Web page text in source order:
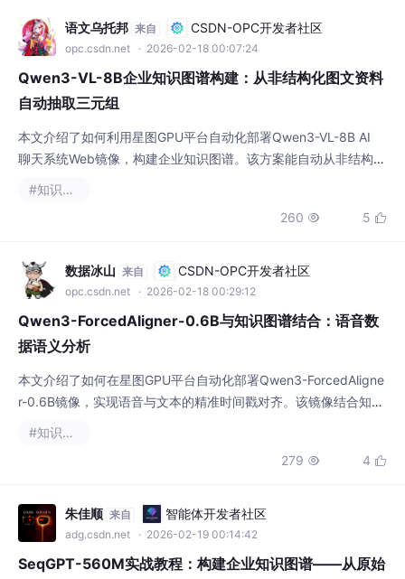
语文乌托邦 来自 CSDN-OPC开发者社区
opc.csdn.net · 2026-02-18 00:07:24
Qwen3-VL-8B企业知识图谱构建：从非结构化图文资料
自动抽取三元组
本文介绍了如何利用星图GPU平台自动化部署Qwen3-VL-8B AI
聊天系统Web镜像，构建企业知识图谱。该方案能自动从非结构化
#知识图谱
260  5 
数据冰山 来自 CSDN-OPC开发者社区
opc.csdn.net · 2026-02-18 00:29:12
Qwen3-ForcedAligner-0.6B与知识图谱结合：语音数
据语义分析
本文介绍了如何在星图GPU平台自动化部署Qwen3-ForcedAligne
r-0.6B镜像，实现语音与文本的精准时间戳对齐。该镜像结合知识
#知识图谱
279  4 
朱佳顺 来自 智能体开发者社区
adg.csdn.net · 2026-02-19 00:14:42
SeqGPT-560M实战教程：构建企业知识图谱——从原始